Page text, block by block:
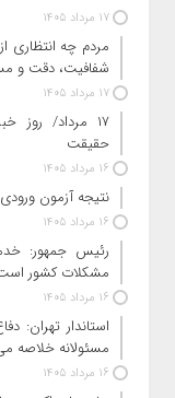
17 مرداد 1405
مردم چه انتظاری
شفافیت، دقت و
17 مرداد 1405
۱۷ مرداد/ روز
حقیقت
16 مرداد 1405
نتیجه آزمون ورودی سمپاد
16 مرداد 1405
رئیس جمهور:
مشکلات کشور
16 مرداد 1405
استاندار تهران:
مسئولانه خلاصه
16 مرداد 1405